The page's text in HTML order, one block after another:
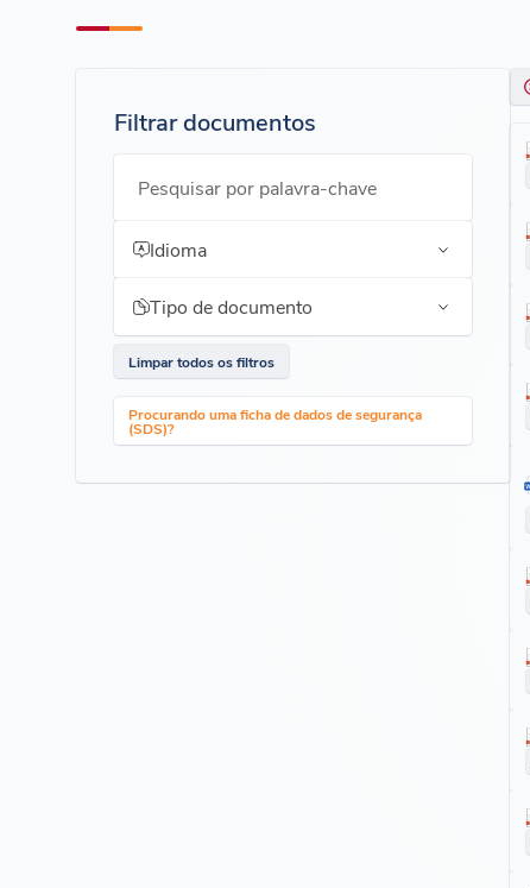
Filtrar documentos
Pesquisar por palavra-chave
Idioma
Tipo de documento
Limpar todos os filtros
Procurando uma ficha de dados de segurança
(SDS)?